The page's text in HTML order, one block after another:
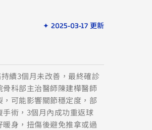
✦ 2025-03-17 更新
續3個月未改善，最終確診
科部主治醫師陳建樺醫師
可能影響關節穩定度，部
術，3個月內成功重返球
身，扭傷後避免推拿或過